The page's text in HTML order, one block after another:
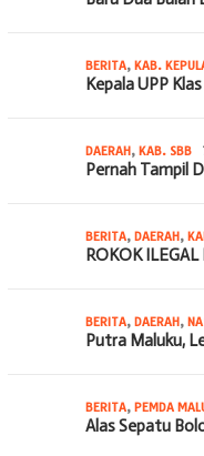
BERITA, KAB.
Kepala UPP
DAERAH, KAB. SBB
Pernah Tampil
BERITA, DAERAH,
ROKOK
BERITA, DAERAH,
Putra Maluku,
BERITA, PEMDA
Alas Sepatu